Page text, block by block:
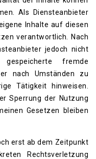
Als Diensteanbieter
Inhalte auf diesen
verantwortlich. Nach
jedoch nicht
fremde
nach Umständen zu
Tätigkeit hinweisen.
Sperrung der Nutzung
Gesetzen bleiben
erst ab dem Zeitpunkt
Rechtsverletzung